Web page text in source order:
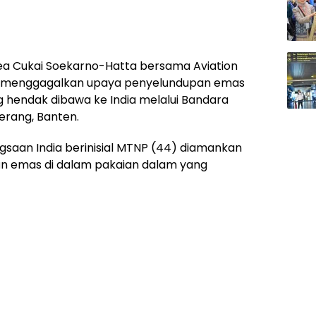
Cukai Soekarno-Hatta bersama Aviation
upaya penyelundupan emas
dibawa ke India melalui Bandara
Banten.
India berinisial MTNP (44) diamankan
emas di dalam pakaian dalam yang